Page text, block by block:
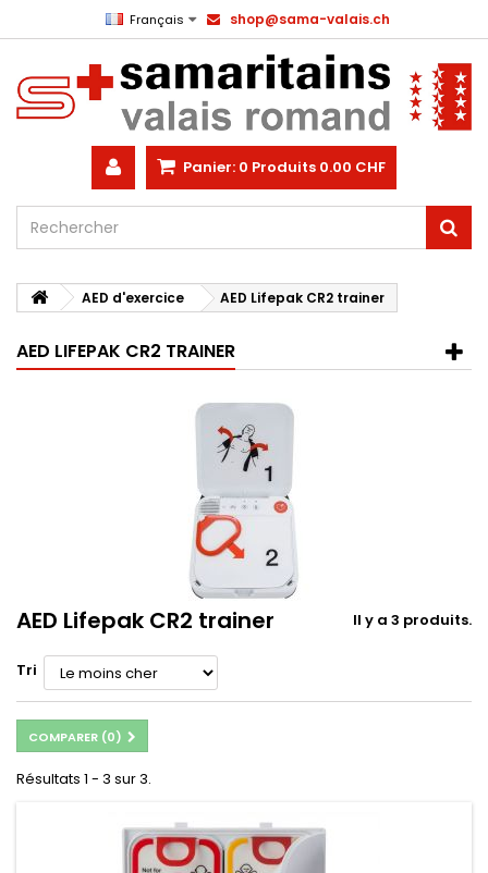
Français shop@sama-valais.ch
Panier: 0 Produits 0.00 CHF
AED d'exercice AED Lifepak CR2 trainer
AED LIFEPAK CR2 TRAINER
AED Lifepak CR2 trainer Il y a 3 produits.
Tri
COMPARER (0)
Résultats 1 - 3 sur 3.